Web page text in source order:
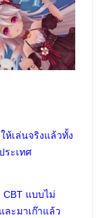
ห้เล่นจริงแล้วทั้ง
ระเทศ
CBT แบบไม่
ะมาเก๊าแล้ว